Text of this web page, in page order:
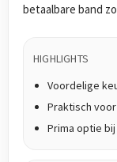
betaalbare band
HIGHLIGHTS
Voordelige
Praktisch
Prima optie